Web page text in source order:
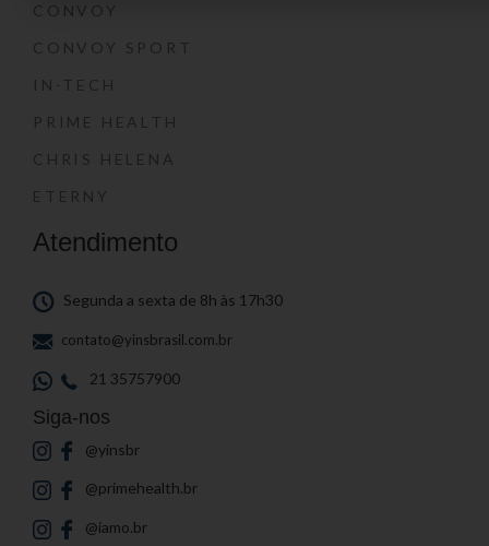
CONVOY
CONVOY SPORT
IN-TECH
PRIME HEALTH
CHRIS HELENA
ETERNY
Atendimento
Segunda a sexta de 8h às 17h30
contato@yinsbrasil.com.br
21 35757900
Siga-nos
@yinsbr
@primehealth.br
@iamo.br